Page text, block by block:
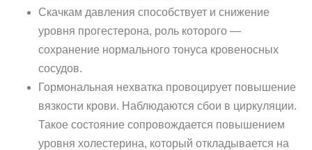
Скачкам давления способствует и снижение
уровня прогестерона, роль которого —
сохранение нормального тонуса кровеносных
сосудов.
Гормональная нехватка провоцирует повышение
вязкости крови. Наблюдаются сбои в циркуляции.
Такое состояние сопровождается повышением
уровня холестерина, который откладывается на